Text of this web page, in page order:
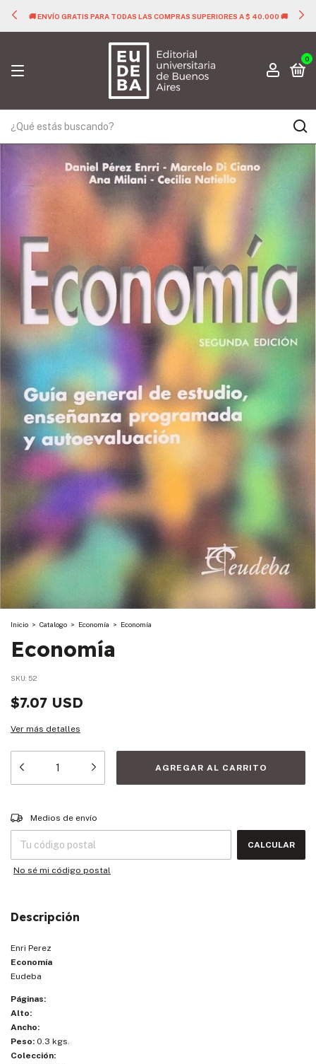
🚚 ENVÍO GRATIS PARA TODAS LAS COMPRAS SUPERIORES A $ 40.000 🚚
0
Inicio > Catalogo > Economía > Economía
Economía
SKU: 52
$7.07 USD
Ver más detalles
Entregas para el CP:
Medios de envío
CALCULAR
No sé mi código postal
Descripción
Enri Perez
Economía
Eudeba
Páginas:
Alto:
Ancho:
Peso: 0.3 kgs.
Colección: